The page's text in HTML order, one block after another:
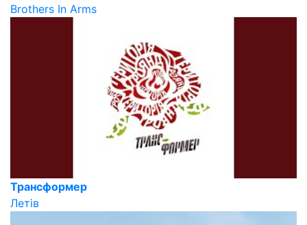
Brothers In Arms
Трансформер
Летів